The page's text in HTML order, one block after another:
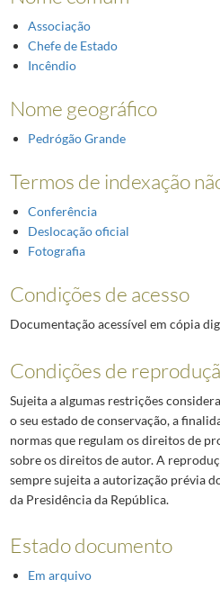
Associação
Chefe de Estado
Incêndio
Nome geográfico
Pedrógão Grande
Termos de indexação
Conferência
Deslocação oficial
Fotografia
Condições de acesso
Documentação acessível em cópia
Condições de
Sujeita a algumas restrições
o seu estado de conservação, a
normas que regulam os direitos de
sobre os direitos de autor. A
sempre sujeita a autorização prévia
da Presidência da República.
Estado documento
Em arquivo